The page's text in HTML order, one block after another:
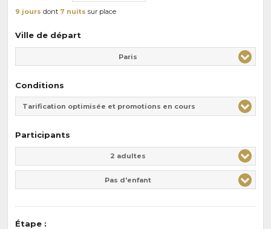
9 jours dont 7 nuits sur place
Ville de départ
Paris
Conditions
Tarification optimisée et promotions en cours
Participants
2 adultes
Pas d'enfant
Étape :